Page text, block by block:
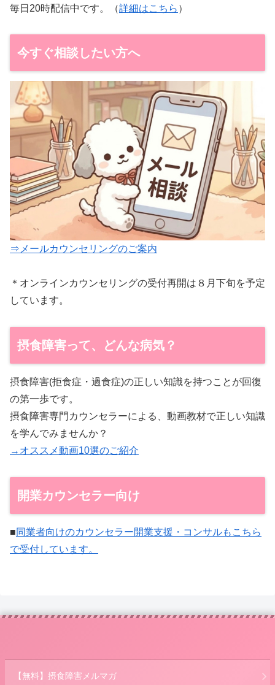
毎日20時配信中です。（詳細はこちら ）
今すぐ相談したい方へ
⇒メールカウンセリングのご案内
＊オンラインカウンセリングの受付再開は８月下旬を予定
しています。
摂食障害って、どんな病気？
摂食障害(拒食症・過食症)の正しい知識を持つことが回復
の第一歩です。
摂食障害専門カウンセラーによる、動画教材で正しい知識
を学んでみませんか？
→オススメ動画10選のご紹介
開業カウンセラー向け
■同業者向けのカウンセラー開業支援・コンサルもこちら
で受付しています。
【無料】摂食障害メルマガ